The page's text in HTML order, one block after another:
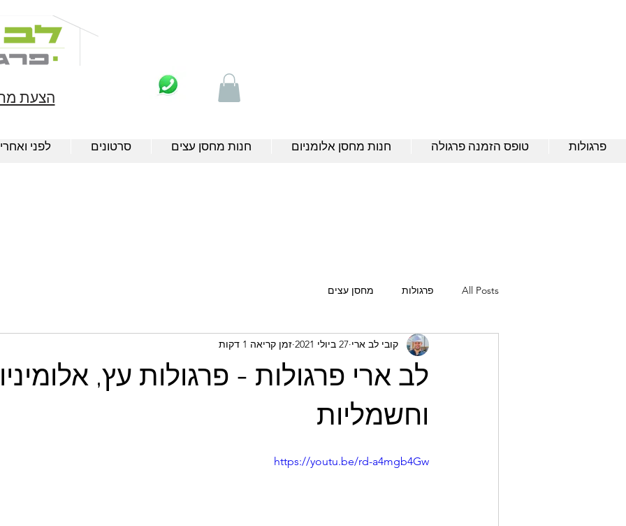
הצעת
פרגולות טופס הזמנה פרגולה חנות מחסן אלומניום חנות מחסן עצים סרטונים לפני
All Posts פרגולות מחסן עצים
לב ארי פרגולות - פרגולות עץ,
וחשמליות
קובי לב ארי 27 ביולי 2021 זמן קריאה 1 דקות
https://youtu.be/rd-a4mgb4Gw